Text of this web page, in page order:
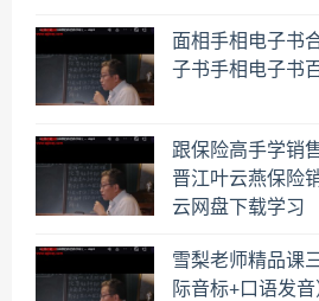
面相手相电子书
子书手相电子书
跟保险高手学销
晋江叶云燕保险
云网盘下载学习
雪梨老师精品课
际音标+口语发